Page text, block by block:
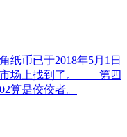
已于2018年5月1日
市场上找到了。 第四
算是佼佼者。